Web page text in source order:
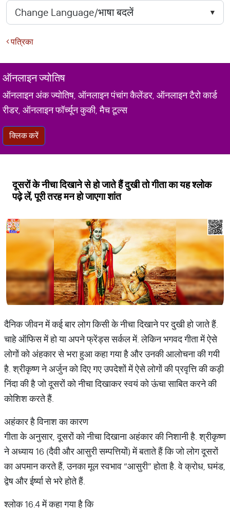
पत्रिका
ऑनलाइन ज्योतिष
ऑनलाइन अंक ज्योतिष, ऑनलाइन पंचांग कैलेंडर, ऑनलाइन टैरो कार्ड
रीडर, ऑनलाइन फॉर्च्यून कुकी, मैच टूल्स
क्लिक करें
दूसरों के नीचा दिखाने से हो जाते हैं दुखी तो गीता का यह श्लोक
पढ़े लें, पूरी तरह मन हो जाएगा शांत
दैनिक जीवन में कई बार लोग किसी के नीचा दिखाने पर दुखी हो जाते हैं.
चाहे ऑफिस में हो या अपने फ्रेंड्स सर्कल में. लेकिन भगवद गीता में ऐसे
लोगों को अंहकार से भरा हुआ कहा गया है और उनकी आलोचना की गयी
है. श्रीकृष्ण ने अर्जुन को दिए गए उपदेशों में ऐसे लोगों की प्रवृत्ति की कड़ी
निंदा की है जो दूसरों को नीचा दिखाकर स्वयं को ऊंचा साबित करने की
कोशिश करते हैं.
अहंकार है विनाश का कारण
गीता के अनुसार, दूसरों को नीचा दिखाना अहंकार की निशानी है. श्रीकृष्ण
ने अध्याय 16 (दैवी और आसुरी सम्पत्तियों) में बताते हैं कि जो लोग दूसरों
का अपमान करते हैं, उनका मूल स्वभाव “आसुरी” होता है. वे क्रोध, घमंड,
द्वेष और ईर्ष्या से भरे होते हैं.
श्लोक 16.4 में कहा गया है कि